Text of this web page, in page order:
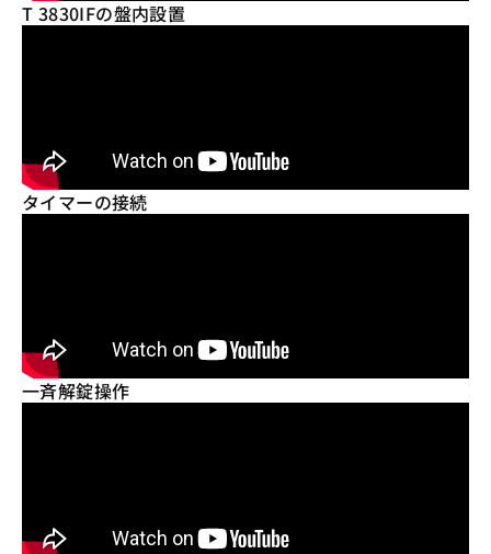
T 3830IFの盤内設置
タイマーの接続
一斉解錠操作